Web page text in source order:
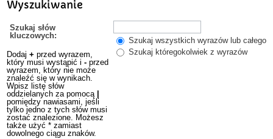
Wyszukiwanie
Szukaj słów
kluczowych:
Dodaj + przed wyrazem,
który musi wystąpić i - przed
wyrazem, który nie może
znaleźć się w wynikach.
Wpisz listę słów
oddzielanych za pomocą
pomiędzy nawiasami, jeśli
tylko jedno z tych słów musi
zostać znalezione. Możesz
także użyć * zamiast
dowolnego ciągu znaków.
Szukaj wszystkich wyrazów lub całego
Szukaj któregokolwiek z wyrazów